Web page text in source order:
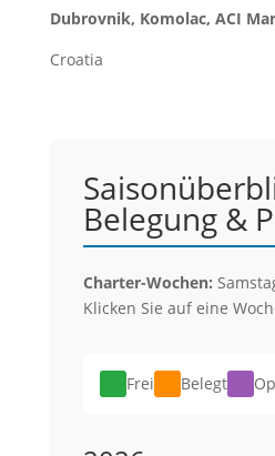
Dubrovnik, Komolac, ACI
Croatia
Belegung &
Charter-Wochen:
Klicken Sie auf eine
Frei Belegt